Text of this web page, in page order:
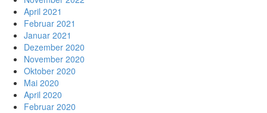
April 2021
Februar 2021
Januar 2021
Dezember 2020
November 2020
Oktober 2020
Mai 2020
April 2020
Februar 2020